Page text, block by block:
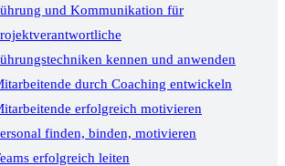
und Kommunikation für
kennen und anwenden
durch Coaching entwickeln
erfolgreich motivieren
finden, binden, motivieren
erfolgreich leiten